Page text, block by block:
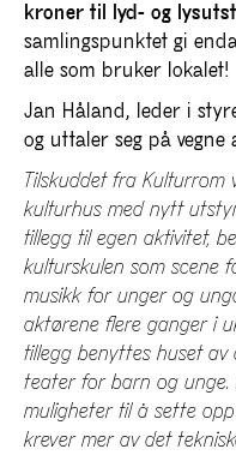
kroner til lyd- og
samlingspunktet gi
alle som bruker lokalet!
Jan Håland, leder i
og uttaler seg på
Tilskuddet fra
kulturhus med nytt
tillegg til egen aktivitet,
kulturskulen som scene
musikk for unger og
aktørene flere ganger i
tillegg benyttes huset
teater for barn og unge.
muligheter til å sette
krever mer av det